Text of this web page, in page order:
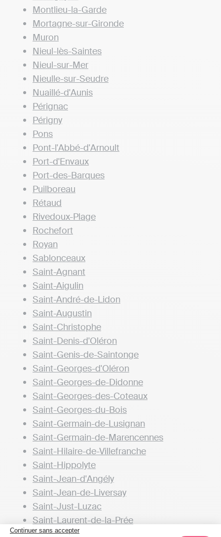
Continuer sans accepter
Montlieu-la-Garde
Mortagne-sur-Gironde
Muron
Nieul-lès-Saintes
Nieul-sur-Mer
Nieulle-sur-Seudre
Nuaillé-d'Aunis
Pérignac
Périgny
Pons
Pont-l'Abbé-d'Arnoult
Port-d'Envaux
Port-des-Barques
Puilboreau
Rétaud
Rivedoux-Plage
Rochefort
Royan
Sablonceaux
Saint-Agnant
Saint-Aigulin
Saint-André-de-Lidon
Saint-Augustin
Saint-Christophe
Saint-Denis-d'Oléron
Saint-Genis-de-Saintonge
Saint-Georges-d'Oléron
Saint-Georges-de-Didonne
Saint-Georges-des-Coteaux
Saint-Georges-du-Bois
Saint-Germain-de-Lusignan
Saint-Germain-de-Marencennes
Saint-Hilaire-de-Villefranche
Saint-Hippolyte
Saint-Jean-d'Angély
Saint-Jean-de-Liversay
Saint-Just-Luzac
Saint-Laurent-de-la-Prée
Saint-Mard